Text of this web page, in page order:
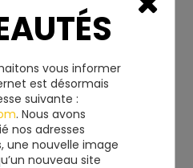
vous informer
est désormais
suivante :
. Nous avons
nos adresses
une nouvelle image
nouveau site